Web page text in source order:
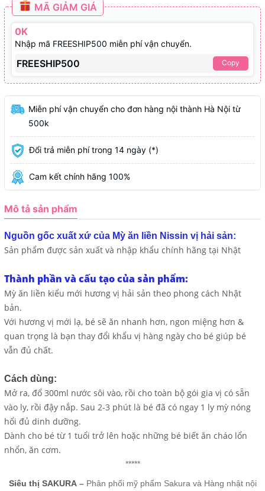
MÃ GIẢM GIÁ
0K
Nhập mã FREESHIP500 miễn phí vận chuyển.
FREESHIP500 Copy
Miễn phí vận chuyển cho đơn hàng nội thành Hà Nội từ
500k
Đổi trả miễn phí trong 14 ngày (*)
Cam kết chính hãng 100%
Mô tả sản phẩm
Nguồn gốc xuất xứ của Mỳ ăn liền Nissin vị hải sản:
Sản phẩm được sản xuất và nhập khẩu chính hãng tại Nhật
Thành phần và cấu tạo của sản phẩm:
Mỳ ăn liền kiểu mới hương vị hải sản theo phong cách Nhật
bản.
Với hương vị mới lạ, bé sẽ ăn nhanh hơn, ngon miệng hơn &
quan trọng là bạn thay đổi khẩu vị hàng ngày cho bé giúp bé
vẫn đủ chất.
Cách dùng:
Mở ra, đổ 300ml nước sôi vào, rồi cho toàn bộ gói gia vị có sẵn
vào ly, rồi đậy nắp. Sau 2-3 phút là bé đã có ngay 1 ly mỳ nóng
hổi đủ dinh dưỡng.
Dành cho bé từ 1 tuổi trở lên hoặc những bé biết ăn cháo lổn
nhổn, ăn cơm.
*****
Siêu thị SAKURA –Phân phối mỹ phẩm Sakura và Hàng nhật nội